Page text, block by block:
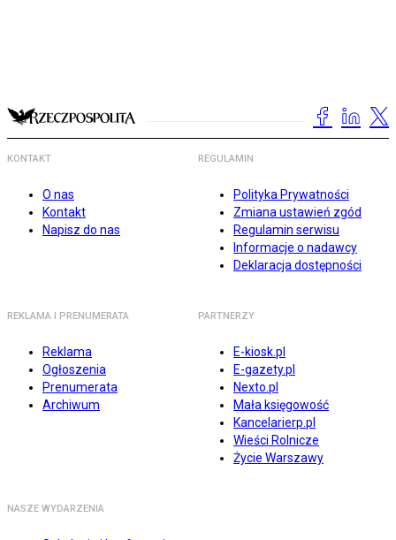
KONTAKT
O nas
Kontakt
Napisz do nas
REGULAMIN
Polityka Prywatności
Zmiana ustawień zgód
Regulamin serwisu
Informacje o nadawcy
Deklaracja dostępności
REKLAMA I PRENUMERATA
Reklama
Ogłoszenia
Prenumerata
Archiwum
PARTNERZY
E-kiosk.pl
E-gazety.pl
Nexto.pl
Mała księgowość
Kancelarierp.pl
Wieści Rolnicze
Życie Warszawy
NASZE WYDARZENIA